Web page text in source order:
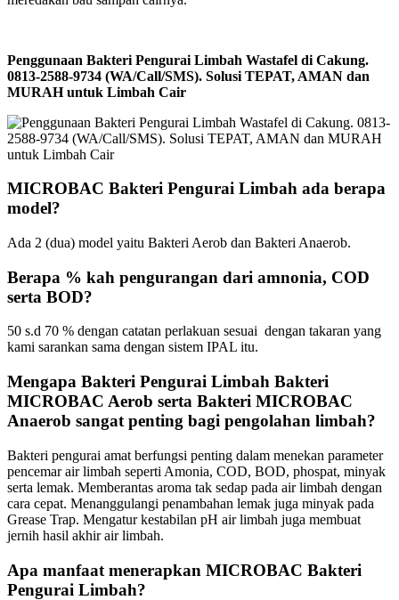
Penggunaan Bakteri Pengurai Limbah Wastafel di Cakung.
0813-2588-9734 (WA/Call/SMS). Solusi TEPAT, AMAN dan
MURAH untuk Limbah Cair
MICROBAC Bakteri Pengurai Limbah ada berapa
model?
Ada 2 (dua) model yaitu Bakteri Aerob dan Bakteri Anaerob.
Berapa % kah pengurangan dari amnonia, COD
serta BOD?
50 s.d 70 % dengan catatan perlakuan sesuai dengan takaran yang
kami sarankan sama dengan sistem IPAL itu.
Mengapa Bakteri Pengurai Limbah Bakteri
MICROBAC Aerob serta Bakteri MICROBAC
Anaerob sangat penting bagi pengolahan limbah?
Bakteri pengurai amat berfungsi penting dalam menekan parameter
pencemar air limbah seperti Amonia, COD, BOD, phospat, minyak
serta lemak. Memberantas aroma tak sedap pada air limbah dengan
cara cepat. Menanggulangi penambahan lemak juga minyak pada
Grease Trap. Mengatur kestabilan pH air limbah juga membuat
jernih hasil akhir air limbah.
Apa manfaat menerapkan MICROBAC Bakteri
Pengurai Limbah?